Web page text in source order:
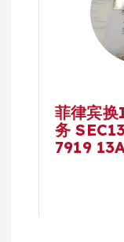
菲律宾
务
7919